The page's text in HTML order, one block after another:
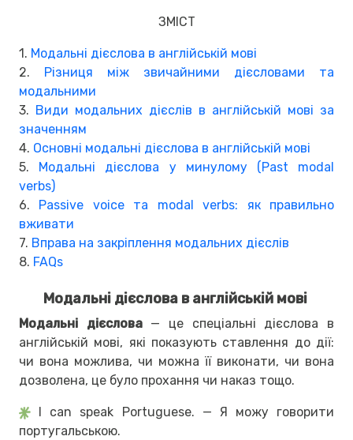
ЗМІСТ
1. Модальні дієслова в англійській мові
2.
Різниця між звичайними дієсловами та
модальними
3. Види модальних дієслів в англійській мові за
значенням
4. Основні модальні дієслова в англійській мові
5. Модальні дієслова у минулому (Past modal
verbs)
6. Passive voice та modal verbs: як правильно
вживати
7. Вправа на закріплення модальних дієслів
8. FAQs
Модальні дієслова в англійській мові
Модальні дієслова— це спеціальні дієслова в
англійській мові, які показують ставлення до дії:
чи вона можлива, чи можна її виконати, чи вона
дозволена, це було прохання чи наказ тощо.
I can speak Portuguese. — Я можу говорити
португальською.